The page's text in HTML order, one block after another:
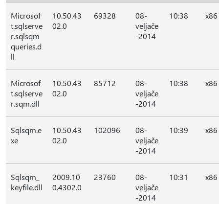
Microsof
t.sqlserve
r.sqlsqm
queries.d
ll
10.50.43
02.0
69328
08-
veljače
-2014
10:38 x86
Microsof
t.sqlserve
r.sqm.dll
10.50.43
02.0
85712
08-
veljače
-2014
10:38 x86
Sqlsqm.e
xe
10.50.43
02.0
102096
08-
veljače
-2014
10:39 x86
Sqlsqm_
keyfile.dll
2009.10
0.4302.0
23760
08-
veljače
-2014
10:31 x86